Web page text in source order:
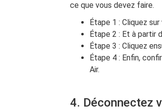
ce que vous devez faire.
Étape 1 : Cliquez
Étape 2 : Et à partir
Étape 3 : Cliquez
Étape 4 : Enfin,
Air.
4. Déconnectez